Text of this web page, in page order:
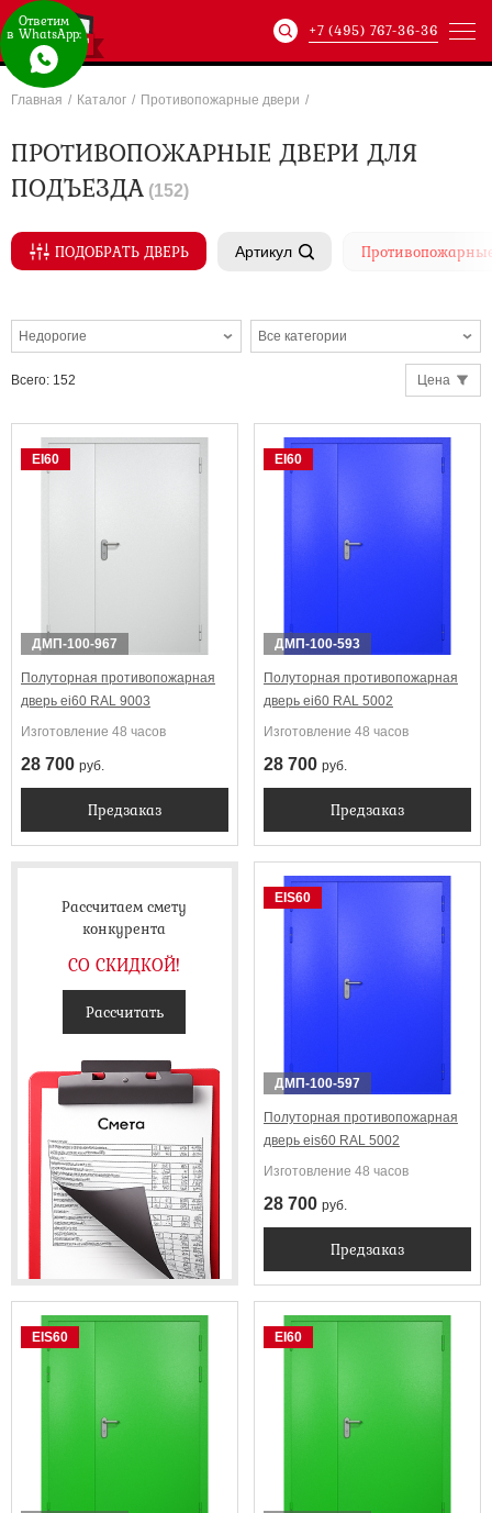
Артикул: ХХХ-xxx-
+7 (495) 767-36-36
Главная / Каталог / Противопожарные двери /
ПРОТИВОПОЖАРНЫЕ ДВЕРИ ДЛЯ
ПОДЪЕЗДА (152)
ПОДОБРАТЬ ДВЕРЬ Артикул
ХХХ-xxx-
Недорогие Все категории
Всего: 152 Цена
EI60
ДМП-100-967
Полуторная противопожарная
дверь ei60 RAL 9003
Изготовление 48 часов
28 700 руб.
Предзаказ
EI60
ДМП-100-593
Полуторная противопожарная
дверь ei60 RAL 5002
Изготовление 48 часов
28 700 руб.
Предзаказ
Рассчитаем смету
конкурента
СО СКИДКОЙ!
Рассчитать
EIS60
ДМП-100-597
Полуторная противопожарная
дверь eis60 RAL 5002
Изготовление 48 часов
28 700 руб.
Предзаказ
EIS60 EI60
Ответим
в WhatsApp:
Ответим
в Max: